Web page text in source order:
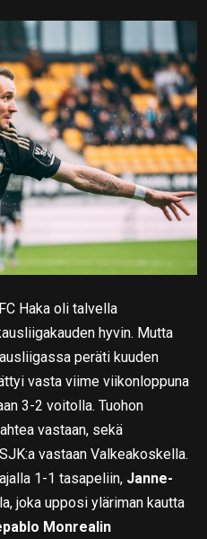
Haka oli talvella
hyvin. Mutta
peräti kuuden
vasta viime viikonloppuna
3-2 voitolla. Tuohon
vastaan, sekä
vastaan Valkeakoskella.
1-1 tasapeliin, Janne-
joka upposi yläriman kautta
Monrealin